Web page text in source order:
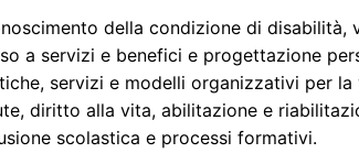
della condizione di
a servizi e benefici e progettazione
servizi e modelli organizzativi per la
diritto alla vita, abilitazione e
scolastica e processi formativi.